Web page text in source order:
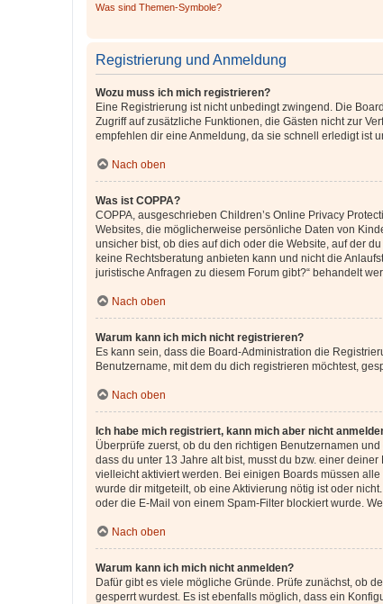
Was sind Themen-Symbole?
Registrierung und Anmeldung
Wozu muss ich mich registrieren?
Eine Registrierung ist nicht unbedingt zwingend. Die
Zugriff auf zusätzliche Funktionen, die Gästen nicht zur
empfehlen dir eine Anmeldung, da sie schnell erledigt ist
Nach oben
Was ist COPPA?
COPPA, ausgeschrieben Children’s Online Privacy
Websites, die möglicherweise persönliche Daten von
unsicher bist, ob dies auf dich oder die Website, auf der
keine Rechtsberatung anbieten kann und nicht die
juristische Anfragen zu diesem Forum gibt?“ behandelt
Nach oben
Warum kann ich mich nicht registrieren?
Es kann sein, dass die Board-Administration die
Benutzername, mit dem du dich registrieren möchtest,
Nach oben
Ich habe mich registriert, kann mich aber nicht
Überprüfe zuerst, ob du den richtigen Benutzernamen
dass du unter 13 Jahre alt bist, musst du bzw. einer
vielleicht aktiviert werden. Bei einigen Boards müssen
wurde dir mitgeteilt, ob eine Aktivierung nötig ist oder
oder die E-Mail von einem Spam-Filter blockiert wurde.
Nach oben
Warum kann ich mich nicht anmelden?
Dafür gibt es viele mögliche Gründe. Prüfe zunächst, ob
gesperrt wurdest. Es ist ebenfalls möglich, dass ein